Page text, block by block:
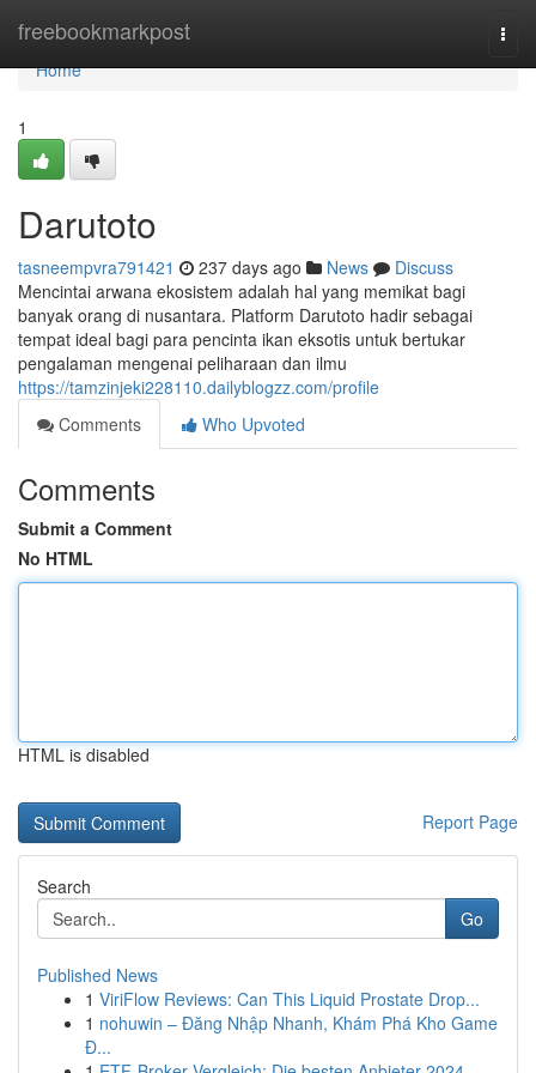
freebookmarkpost
Home
Home
1
Darutoto
tasneempvra791421 237 days ago News
Discuss
Mencintai arwana ekosistem adalah hal yang memikat bagi
banyak orang di nusantara. Platform Darutoto hadir sebagai
tempat ideal bagi para pencinta ikan eksotis untuk bertukar
pengalaman mengenai peliharaan dan ilmu
https://tamzinjeki228110.dailyblogzz.com/profile
Comments
Who Upvoted
Comments
Submit a Comment
No HTML
HTML is disabled
Report Page
Search
Go
Published News
1 ViriFlow Reviews: Can This Liquid Prostate Drop...
1 nohuwin – Đăng Nhập Nhanh, Khám Phá Kho Game
Đ...